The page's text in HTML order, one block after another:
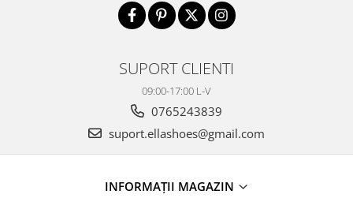
SUPORT CLIENTI
09:00-17:00 L-V
0765243839
suport.ellashoes@gmail.com
INFORMAȚII MAGAZIN